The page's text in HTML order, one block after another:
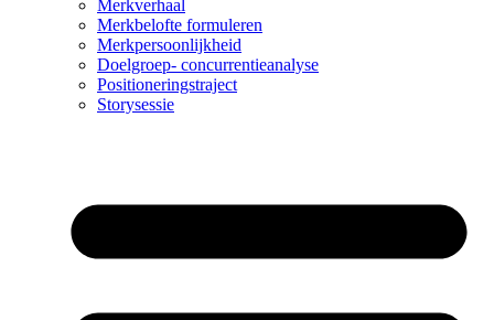
Merkverhaal
Merkbelofte formuleren
Merkpersoonlijkheid
Doelgroep- concurrentieanalyse
Positioneringstraject
Storysessie